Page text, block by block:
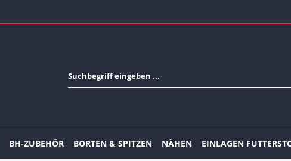
BH-ZUBEHÖR BORTEN & SPITZEN NÄHEN EINLAGEN